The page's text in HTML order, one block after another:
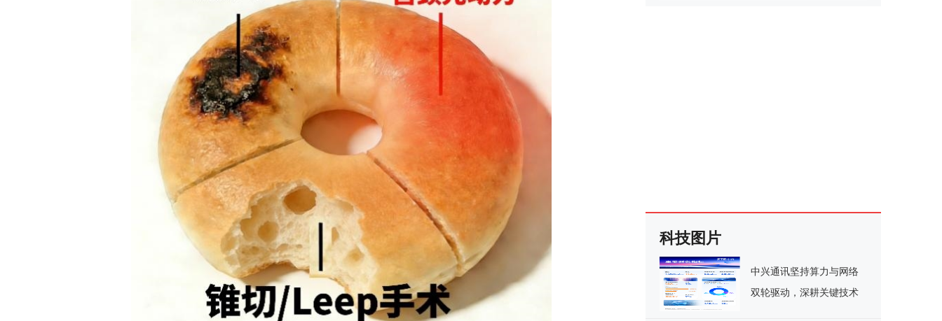
科技图片
中兴通讯坚持算力与网络
双轮驱动，深耕关键技术